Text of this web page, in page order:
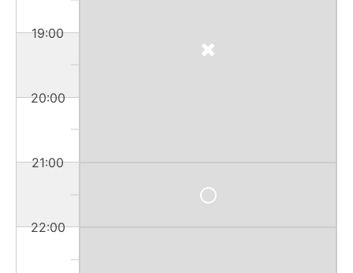
19:00
20:00
21:00
22:00